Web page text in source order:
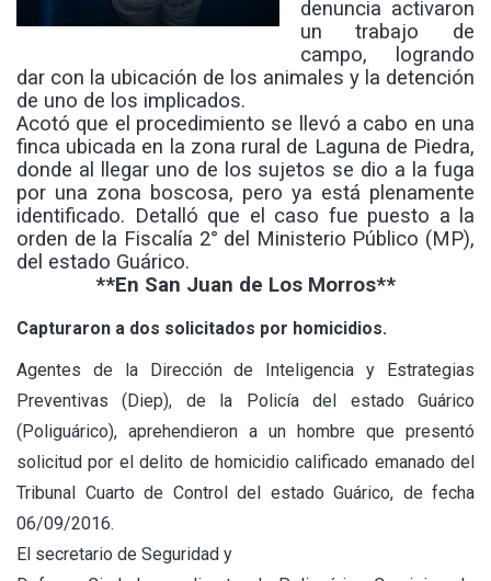
denuncia activaron
un trabajo de
campo, logrando
dar con la ubicación de los animales y la detención
de uno de los implicados.
Acotó que el procedimiento se llevó a cabo en una
finca ubicada en la zona rural de Laguna de Piedra,
donde al llegar uno de los sujetos se dio a la fuga
por una zona boscosa, pero ya está plenamente
identificado. Detalló que el caso fue puesto a la
orden de la Fiscalía 2° del Ministerio Público (MP),
del estado Guárico.
**En San Juan de Los Morros**
Capturaron a dos solicitados por homicidios.
Agentes de la Dirección de Inteligencia y Estrategias
Preventivas (Diep), de la Policía del estado Guárico
(Poliguárico), aprehendieron a un hombre que presentó
solicitud por el delito de homicidio calificado emanado del
Tribunal Cuarto de Control del estado Guárico, de fecha
06/09/2016.
El secretario de Seguridad y